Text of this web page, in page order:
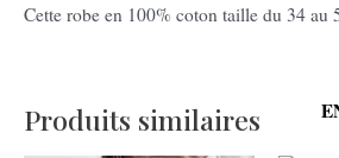
Cette robe en 100% coton taille du 34 au
Produits similaires